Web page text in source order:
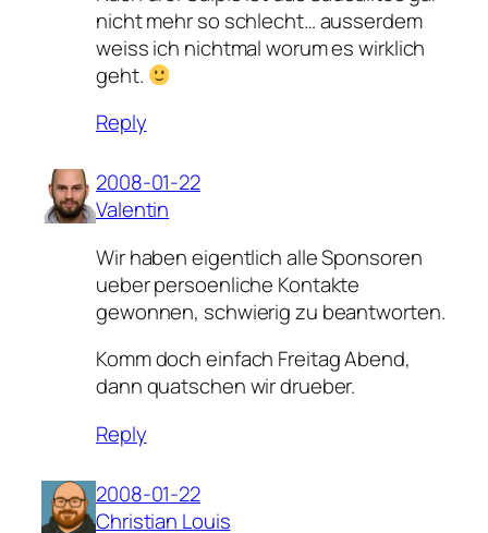
nicht mehr so schlecht… ausserdem
weiss ich nichtmal worum es wirklich
geht.
Reply
2008-01-22
Valentin
Wir haben eigentlich alle Sponsoren
ueber persoenliche Kontakte
gewonnen, schwierig zu beantworten.
Komm doch einfach Freitag Abend,
dann quatschen wir drueber.
Reply
2008-01-22
Christian Louis